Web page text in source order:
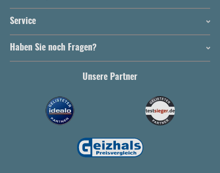
Service
Haben Sie noch Fragen?
Unsere Partner